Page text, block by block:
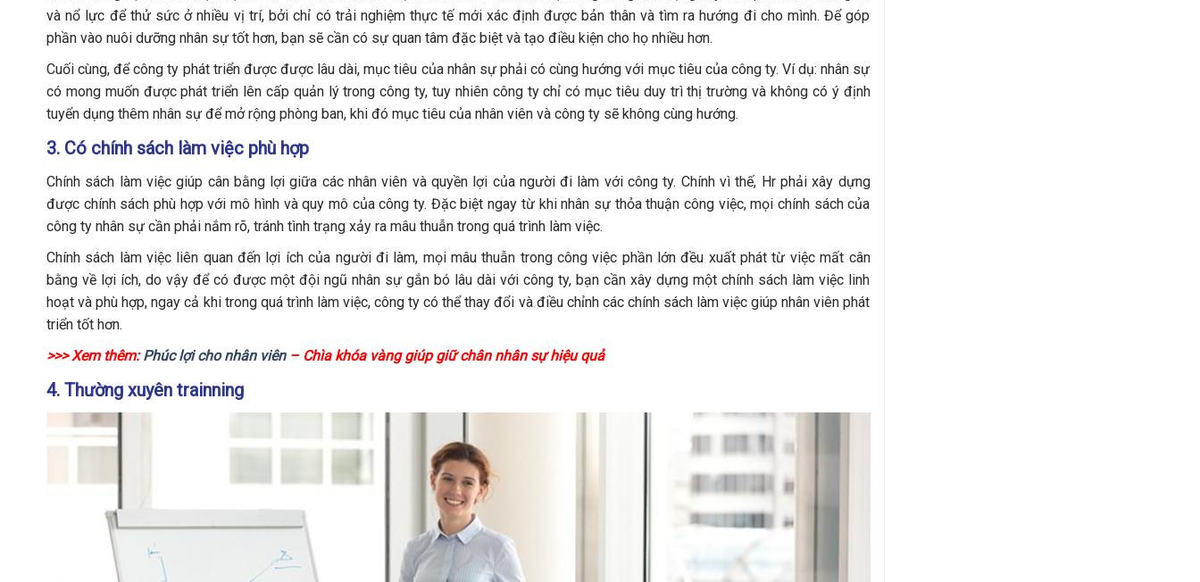
và nổ lực để thử sức ở nhiều vị trí, bởi chỉ có trải nghiệm thực tế mới xác định được bản thân và tìm ra hướng đi cho mình. Để góp
phần vào nuôi dưỡng nhân sự tốt hơn, bạn sẽ cần có sự quan tâm đặc biệt và tạo điều kiện cho họ nhiều hơn.
Cuối cùng, để công ty phát triển được được lâu dài, mục tiêu của nhân sự phải có cùng hướng với mục tiêu của công ty. Ví dụ: nhân sự
có mong muốn được phát triển lên cấp quản lý trong công ty, tuy nhiên công ty chỉ có mục tiêu duy trì thị trường và không có ý định
tuyển dụng thêm nhân sự để mở rộng phòng ban, khi đó mục tiêu của nhân viên và công ty sẽ không cùng hướng.
3. Có chính sách làm việc phù hợp
Chính sách làm việc giúp cân bằng lợi giữa các nhân viên và quyền lợi của người đi làm với công ty. Chính vì thế, Hr phải xây dựng
được chính sách phù hợp với mô hình và quy mô của công ty. Đặc biệt ngay từ khi nhân sự thỏa thuận công việc, mọi chính sách của
công ty nhân sự cần phải nắm rõ, tránh tình trạng xảy ra mâu thuẫn trong quá trình làm việc.
Chính sách làm việc liên quan đến lợi ích của người đi làm, mọi mâu thuẫn trong công việc phần lớn đều xuất phát từ việc mất cân
bằng về lợi ích, do vậy để có được một đội ngũ nhân sự gắn bó lâu dài với công ty, bạn cần xây dựng một chính sách làm việc linh
hoạt và phù hợp, ngay cả khi trong quá trình làm việc, công ty có thể thay đổi và điều chỉnh các chính sách làm việc giúp nhân viên phát
triển tốt hơn.
>>> Xem thêm:Phúc lợi cho nhân viên– Chìa khóa vàng giúp giữ chân nhân sự hiệu quả
4. Thường xuyên trainning